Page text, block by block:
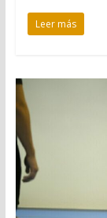
Leer más